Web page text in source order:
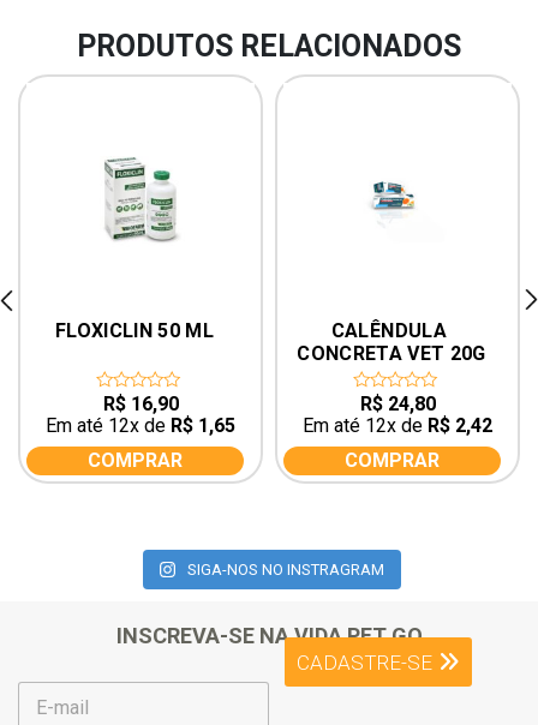
PRODUTOS RELACIONADOS
FLOXICLIN 50 ML
out
of
5
R$16,90
Em até 12x de R$ 1,65
COMPRAR
CALÊNDULA
CONCRETA VET 20G
out
of
5
R$24,80
Em até 12x de R$ 2,42
COMPRAR
SIGA-NOS NO INSTRAGRAM
INSCREVA-SE NA VIDA PET GO
E
CADASTRE-SE